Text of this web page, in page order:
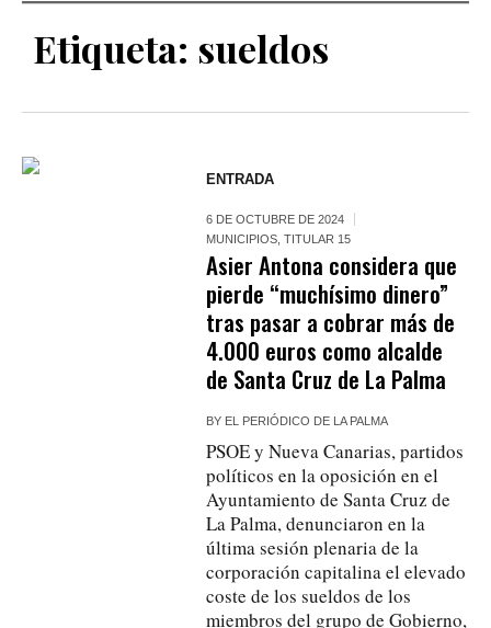
Etiqueta: sueldos
ENTRADA
6 DE OCTUBRE DE 2024
MUNICIPIOS ,TITULAR 15
Asier Antona considera que
pierde “muchísimo dinero”
tras pasar a cobrar más de
4.000 euros como alcalde
de Santa Cruz de La Palma
BY EL PERIÓDICO DE LA PALMA
PSOE y Nueva Canarias, partidos
políticos en la oposición en el
Ayuntamiento de Santa Cruz de
La Palma, denunciaron en la
última sesión plenaria de la
corporación capitalina el elevado
coste de los sueldos de los
miembros del grupo de Gobierno,